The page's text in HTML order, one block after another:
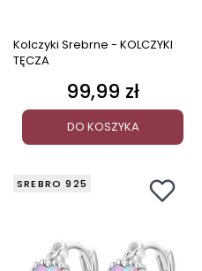
Kolczyki Srebrne - KOLCZYKI
TĘCZA
Cena
99,99 zł
DO KOSZYKA
SREBRO 925